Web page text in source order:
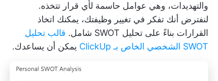
والتهديدات، وهي عوامل حاسمة لأي قرار تتخذه.
لنفترض أنك تفكر في تغيير وظيفتك، يمكنك اتخاذ
القرارات بناءً على تحليل SWOT شامل.
قالب تحليل
SWOT الشخصي الخاص بـ ClickUp
يمكن أن يساعدك.